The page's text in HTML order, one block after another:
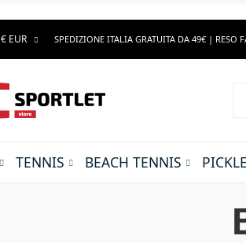
€ EUR SPEDIZIONE ITALIA GRATUITA DA 49€ | RESO
TENNIS BEACH TENNIS